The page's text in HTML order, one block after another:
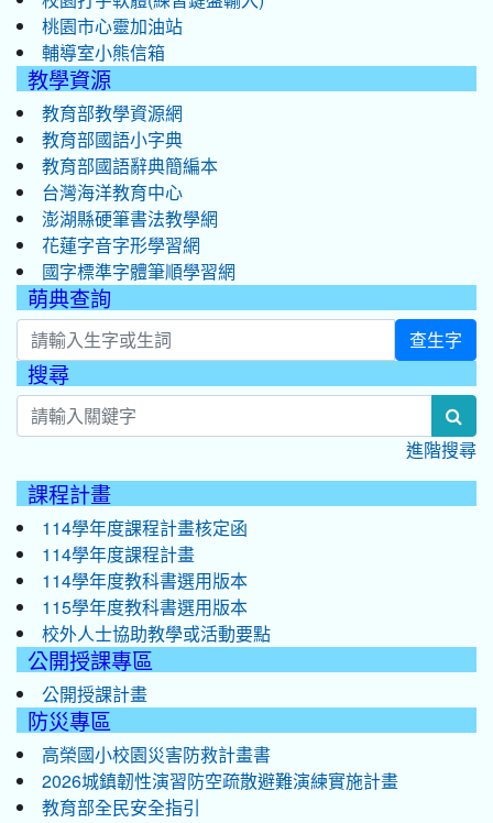
桃園市心靈加油站
輔導室小熊信箱
教學資源
教育部教學資源網
教育部國語小字典
教育部國語辭典簡編本
台灣海洋教育中心
澎湖縣硬筆書法教學網
花蓮字音字形學習網
國字標準字體筆順學習網
萌典查詢
查生字
搜尋
進階搜尋
課程計畫
114學年度課程計畫核定函
114學年度課程計畫
114學年度教科書選用版本
115學年度教科書選用版本
校外人士協助教學或活動要點
公開授課專區
公開授課計畫
防災專區
高榮國小校園災害防救計畫書
2026城鎮韌性演習防空疏散避難演練實施計畫
教育部全民安全指引